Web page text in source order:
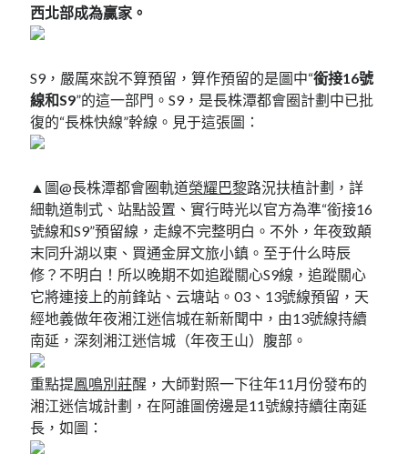
西北部成為贏家。
S9，嚴厲來說不算預留，算作預留的是圖中“銜接16號
線和S9”的這一部門。S9，是長株潭都會圈計劃中已批
復的“長株快線”幹線。見于這張圖：
▲圖@長株潭都會圈軌道榮耀巴黎路況扶植計劃，詳
細軌道制式、站點設置、實行時光以官方為準“銜接16
號線和S9”預留線，走線不完整明白。不外，年夜致顛
末同升湖以東、買通金屏文旅小鎮。至于什么時辰
修？不明白！所以晚期不如追蹤關心S9線，追蹤關心
它將連接上的前鋒站、云塘站。03、13號線預留，天
經地義做年夜湘江迷信城在新新聞中，由13號線持續
南延，深刻湘江迷信城（年夜王山）腹部。
重點提鳳鳴別莊醒，大師對照一下往年11月份發布的
湘江迷信城計劃，在阿誰圖傍邊是11號線持續往南延
長，如圖：